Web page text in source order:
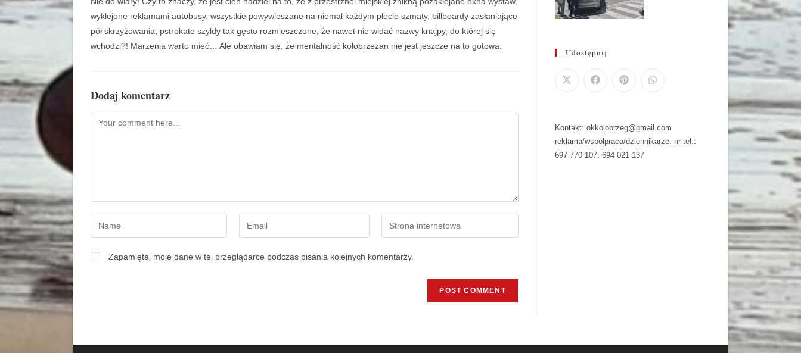
wyklejone reklamami autobusy, wszystkie powywieszane na niemal każdym płocie szmaty, billboardy zasłaniające
pół skrzyżowania, pstrokate szyldy tak gęsto rozmieszczone, że nawet nie widać nazwy knajpy, do której się
wchodzi?! Marzenia warto mieć… Ale obawiam się, że mentalność kołobrzeżan nie jest jeszcze na to gotowa.
Dodaj komentarz
Zapamiętaj moje dane w tej przeglądarce podczas pisania kolejnych komentarzy.
Udostępnij
Kontakt: okkolobrzeg@gmail.com
reklama/współpraca/dziennikarze: nr tel.:
697 770 107: 694 021 137